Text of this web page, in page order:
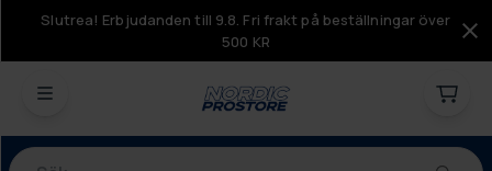
Slutrea! Erbjudanden till 9.8. Fri frakt på beställningar över
500 KR